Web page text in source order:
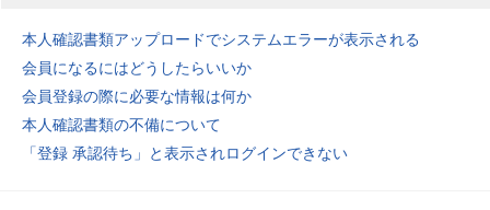
本人確認書類アップロードでシステムエラーが表示される
会員になるにはどうしたらいいか
会員登録の際に必要な情報は何か
本人確認書類の不備について
「登録 承認待ち」と表示されログインできない